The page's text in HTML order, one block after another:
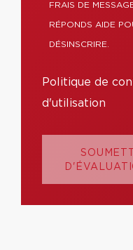
FRAIS DE
RÉPONDS AIDE
DÉSINSCRIRE.
Politique de
d'utilisation